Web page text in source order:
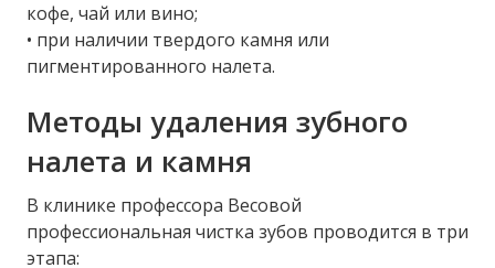
кофе, чай или вино;
• при наличии твердого камня или
пигментированного налета.
Методы удаления зубного
налета и камня
В клинике профессора Весовой
профессиональная чистка зубов проводится в три
этапа: